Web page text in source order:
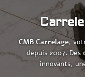
CMB Carrelage,
depuis 2007. Des
innovants,